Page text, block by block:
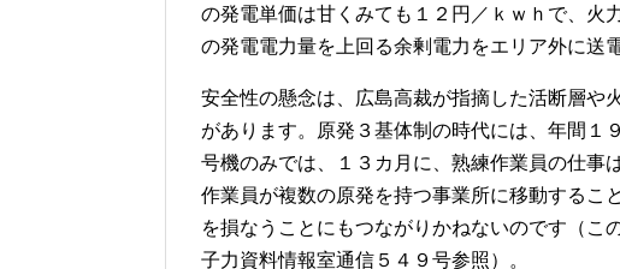
の発電単価は甘くみても１２円／ｋｗｈで、火
の発電電力量を上回る余剰電力をエリア外に送
安全性の懸念は、広島高裁が指摘した活断層や
があります。原発３基体制の時代には、年間１
号機のみでは、１３カ月に、熟練作業員の仕事
作業員が複数の原発を持つ事業所に移動するこ
を損なうことにもつながりかねないのです（こ
子力資料情報室通信５４９号参照）。